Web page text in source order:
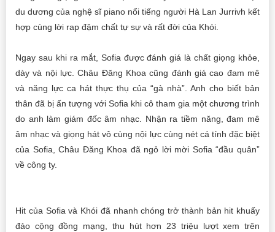
du dương của nghệ sĩ piano nổi tiếng người Hà Lan Jurrivh kết
hợp cùng lời rap đậm chất tự sự và rất đời của Khói.
Ngay sau khi ra mắt, Sofia được đánh giá là chất giọng khỏe,
dày và nội lực. Châu Đăng Khoa cũng đánh giá cao đam mê
và năng lực ca hát thực thụ của “gà nhà”. Anh cho biết bản
thân đã bị ấn tượng với Sofia khi cô tham gia một chương trình
do anh làm giám đốc âm nhạc. Nhận ra tiềm năng, đam mê
âm nhạc và giọng hát vô cùng nội lực cùng nét cá tính đặc biệt
của Sofia, Châu Đăng Khoa đã ngỏ lời mời Sofia “đầu quân”
về công ty.
Hit của Sofia và Khói đã nhanh chóng trở thành bản hit khuấy
đảo cộng đồng mạng, thu hút hơn 23 triệu lượt xem trên